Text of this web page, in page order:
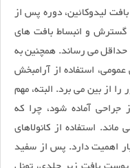
ليدوکائين، دوره پس از
و انبساط بافت های
حداقل می رساند. همچنین به
استفاده از آرامبخش
از بین می برد. البته، مهم
آماده شود، چرا که
ماند. استفاده از کانولاهای
اهمیت دارد. پس از سفید